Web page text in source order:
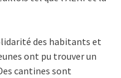
des habitants et
ont pu trouver un
cantines sont